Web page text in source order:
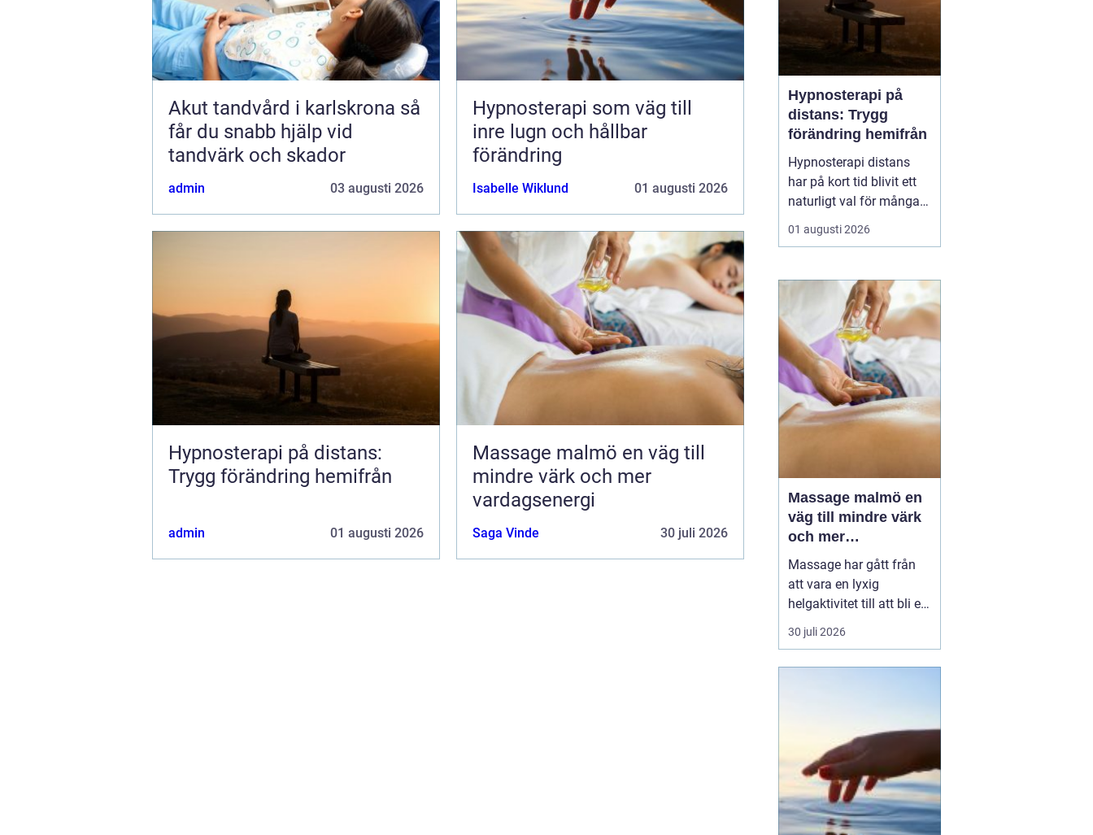
Akut tandvård i karlskrona så
får du snabb hjälp vid
tandvärk och skador
admin 03 augusti 2026
Hypnosterapi som väg till
inre lugn och hållbar
förändring
Isabelle Wiklund 01 augusti 2026
Hypnosterapi på distans:
Trygg förändring hemifrån
admin 01 augusti 2026
Massage malmö en väg till
mindre värk och mer
vardagsenergi
Saga Vinde 30 juli 2026
Hypnosterapi på
distans: Trygg
förändring hemifrån
Hypnosterapi distans
har på kort tid blivit ett
naturligt val för många
som vill arbeta med
personlig utveckling
fysisk mottagning.
Genom säkra
videosamtal kan klient
och terapeut mötas
oavsett var i l...
01 augusti 2026
Massage malmö en
väg till mindre värk
och mer
vardagsenergi
Massage har gått från
att vara en lyxig
helgaktivitet till att bli en
naturlig del av många
människors vardag. Fler
som Malmö, där tempot
är högt och många
kombinerar sti...
30 juli 2026